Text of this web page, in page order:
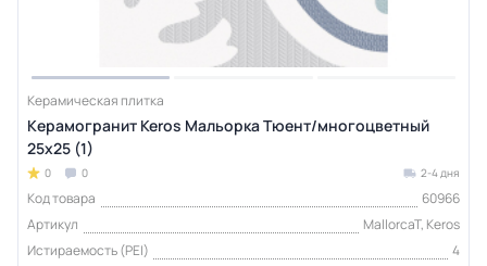
Керамическая плитка
Керамогранит Keros Мальорка Тюент/многоцветный
25x25 (1)
0 0 2-4 дня
Код товара
60966
Артикул
MallorcaT, Keros
Истираемость (PEI)
4